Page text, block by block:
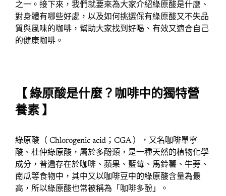
之一。接下來，我們就要來為大家介紹綠原酸是什麼、
對身體有哪些好處，以及如何挑選保有綠原酸又不失品
質與風味的咖啡，幫助大家找到好喝、有效又適合自己
的健康咖啡。
【 綠原酸是什麼？咖啡中的獨特營
養素 】
綠原酸（ Chlorogenic acid；CGA ），又名咖啡單寧
酸、杜仲綠原酸，屬於多酚類，是一種天然的植物化學
成分，普遍存在於咖啡、蘋果、藍莓、馬鈴薯、牛蒡、
南瓜等食物中，其中又以咖啡豆中的綠原酸含量為最
高，所以綠原酸也常被稱為「咖啡多酚」。